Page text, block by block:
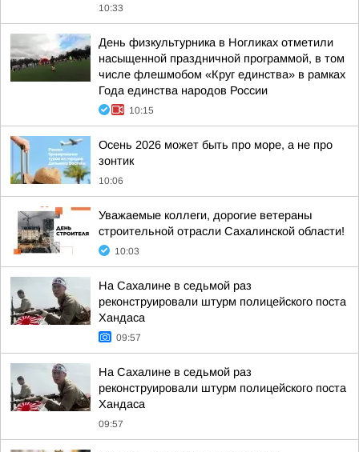
10:33
День физкультурника в Ногликах отметили
насыщенной праздничной программой, в том
числе флешмобом «Круг единства» в рамках
Года единства народов России
10:15
Осень 2026 может быть про море, а не про
зонтик
10:06
Уважаемые коллеги, дорогие ветераны
строительной отрасли Сахалинской области!
10:03
На Сахалине в седьмой раз
реконструировали штурм полицейского поста
Хандаса
09:57
На Сахалине в седьмой раз
реконструировали штурм полицейского поста
Хандаса
09:57